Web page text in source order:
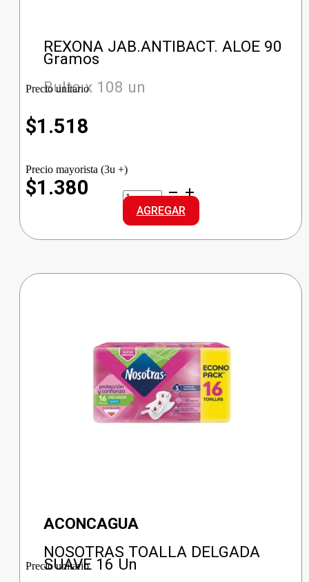
REXONA JAB.ANTIBACT. ALOE 90
Gramos
Bulto x 108 un
Precio unitario
$1.518
Precio mayorista (3u +)
$1.380
REXONA
JAB.ANTIBACT.
ALOE
cantidad
AGREGAR
ACONCAGUA
NOSOTRAS TOALLA DELGADA
SUAVE 16 Un
Precio unitario